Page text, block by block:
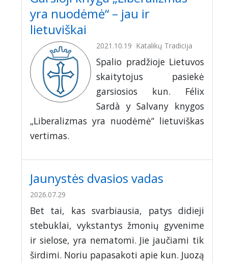
yra nuodėmė“ – jau ir
lietuviškai
2021.10.19 Katalikų Tradicija
Spalio pradžioje Lietuvos
skaitytojus pasiekė
garsiosios kun. Félix
Sardà y Salvany knygos
„Liberalizmas yra nuodėmė“ lietuviškas
vertimas.
Jaunystės dvasios vadas
2026.07.29
Bet tai, kas svarbiausia, patys didieji
stebuklai, vykstantys žmonių gyvenime
ir sielose, yra nematomi. Jie jaučiami tik
širdimi. Noriu papasakoti apie kun. Juozą